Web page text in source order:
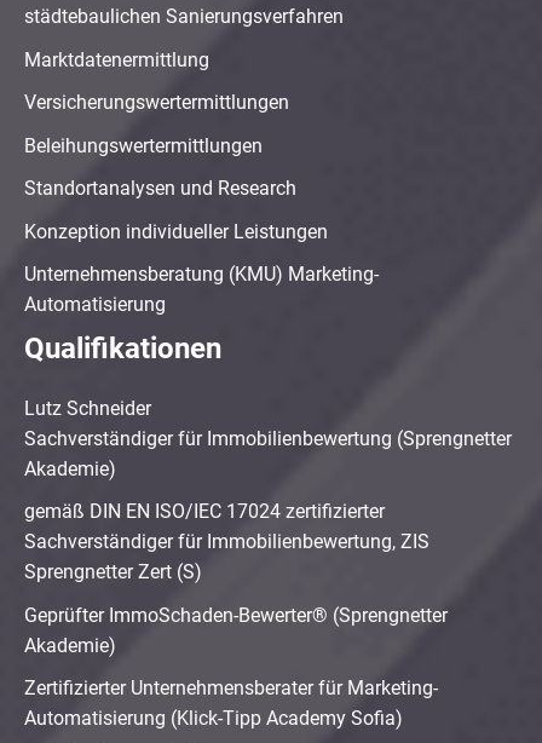
städtebaulichen Sanierungsverfahren
Marktdatenermittlung
Versicherungswertermittlungen
Beleihungswertermittlungen
Standortanalysen und Research
Konzeption individueller Leistungen
Unternehmensberatung (KMU) Marketing-
Automatisierung
Qualifikationen
Lutz Schneider
Sachverständiger für Immobilienbewertung (Sprengnetter
Akademie)
gemäß DIN EN ISO/IEC 17024 zertifizierter
Sachverständiger für Immobilienbewertung, ZIS
Sprengnetter Zert (S)
Geprüfter ImmoSchaden-Bewerter® (Sprengnetter
Akademie)
Zertifizierter Unternehmensberater für Marketing-
Automatisierung (Klick-Tipp Academy Sofia)